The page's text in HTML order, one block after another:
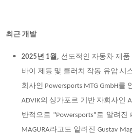
최근 개발
2025 년 1월, 선도적인 자동차 제품
바이 제동 및 클러치 작동 유압 시
회사인 Powersports MTG GmbH를
ADVIK의 싱가포르 기반 자회사인
반적으로 "Powersports"로 알려진
MAGURA라고도 알려진 Gustav